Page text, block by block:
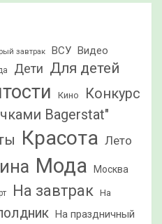
завтрак ВСУ Видео
Дети Для детей
Кино
Конкурс
Bagerstat"
Красота Лето
Мода Москва
На завтрак На
На праздничный